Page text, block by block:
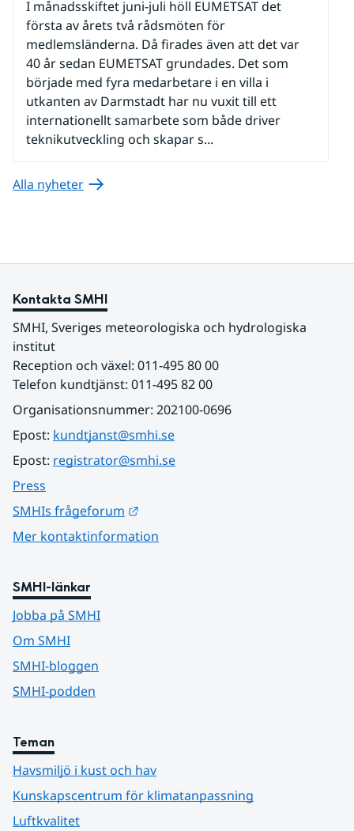
I månadsskiftet juni-juli höll EUMETSAT det
första av årets två rådsmöten för
medlemsländerna. Då firades även att det var
40 år sedan EUMETSAT grundades. Det som
började med fyra medarbetare i en villa i
utkanten av Darmstadt har nu vuxit till ett
internationellt samarbete som både driver
teknikutveckling och skapar s...
Alla nyheter
Kontakta SMHI
SMHI, Sveriges meteorologiska och hydrologiska
institut
Reception och växel: 011-495 80 00
Telefon kundtjänst: 011-495 82 00
Organisationsnummer: 202100-0696
Epost: kundtjanst@smhi.se
Epost: registrator@smhi.se
Press
SMHIs frågeforum
Mer kontaktinformation
SMHI-länkar
Jobba på SMHI
Om SMHI
SMHI-bloggen
SMHI-podden
Teman
Havsmiljö i kust och hav
Kunskapscentrum för klimatanpassning
Luftkvalitet